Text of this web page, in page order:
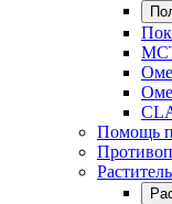
Помощь